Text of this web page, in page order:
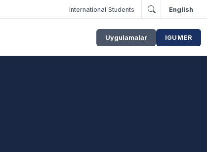
International Students English
Uygulamalar IGUMER